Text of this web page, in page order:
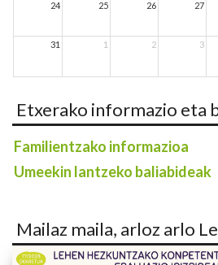
24 25 26 27
31 1 2 3
Etxerako informazio eta
Familientzako informazioa
Umeekin lantzeko baliabideak
Mailaz maila, arloz arlo